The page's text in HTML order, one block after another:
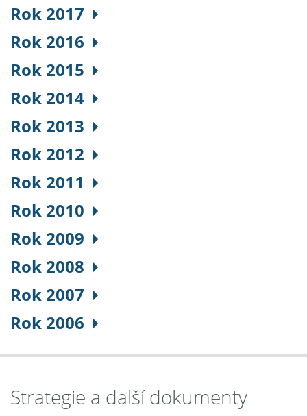
Rok 2017
Rok 2016
Rok 2015
Rok 2014
Rok 2013
Rok 2012
Rok 2011
Rok 2010
Rok 2009
Rok 2008
Rok 2007
Rok 2006
Strategie a další dokumenty